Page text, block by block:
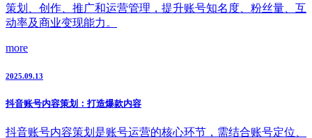
策划、创作、推广和运营管理，提升账号知名度、粉丝量、互
动率及商业变现能力。
more
2025.09.13
抖音账号内容策划：打造爆款内容
抖音账号内容策划是账号运营的核心环节，需结合账号定位、